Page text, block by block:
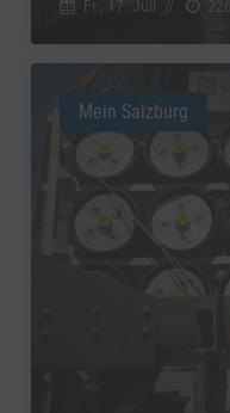
Fr., 17. Juli // 226
Mein Salzburg